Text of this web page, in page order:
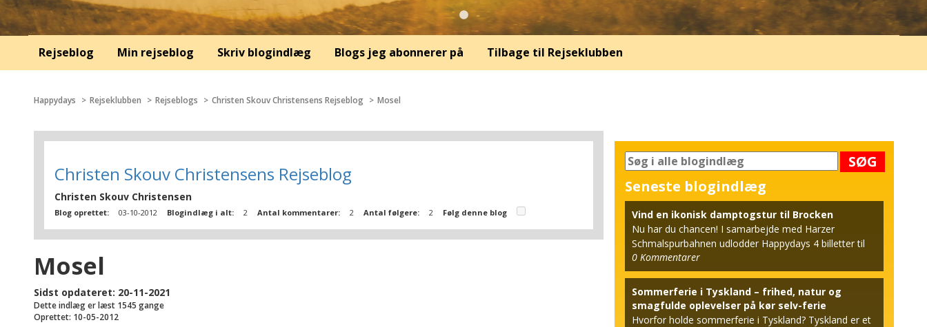
Rejseblog Min rejseblog Skriv blogindlæg Blogs jeg abonnerer på Tilbage til Rejseklubben
Happydays Rejseklubben Rejseblogs Christen Skouv Christensens Rejseblog Mosel
Christen Skouv Christensens Rejseblog
Christen Skouv Christensen
Blog oprettet: 03-10-2012 Blogindlæg i alt: 2 Antal kommentarer: 2 Antal følgere: 2 Følg denne blog
Mosel
Sidst opdateret: 20-11-2021
Dette indlæg er læst 1545 gange
Oprettet: 10-05-2012
SØG
Seneste blogindlæg
Vind en ikonisk damptogstur til Brocken
Nu har du chancen! I samarbejde med Harzer
Schmalspurbahnen udlodder Happydays 4 billetter til
den berømt...
0 Kommentarer
Sommerferie i Tyskland – frihed, natur og
smagfulde oplevelser på kør selv-ferie
Hvorfor holde sommerferie i Tyskland? Tyskland er et